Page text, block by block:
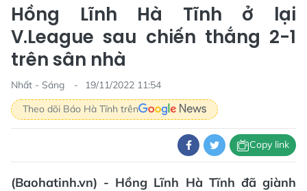
Hồng Lĩnh Hà Tĩnh ở lại
V.League sau chiến thắng 2-1
trên sân nhà
Nhất - Sáng
19/11/2022 11:54
Theo dõi Báo Hà Tĩnh trên
Copy link
(Baohatinh.vn) - Hồng Lĩnh Hà Tĩnh đã giành